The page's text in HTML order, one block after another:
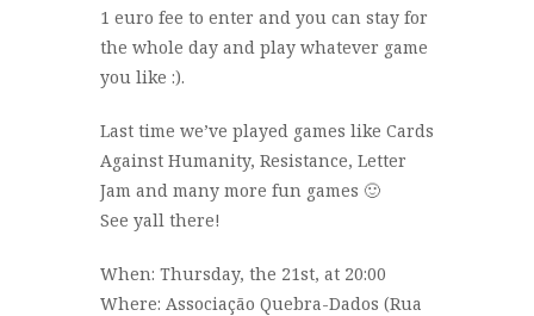
1 euro fee to enter and you can stay for
the whole day and play whatever game
you like :).
Last time we’ve played games like Cards
Against Humanity, Resistance, Letter
Jam and many more fun games 🙂
See yall there!
When: Thursday, the 21st, at 20:00
Where: Associação Quebra-Dados (Rua